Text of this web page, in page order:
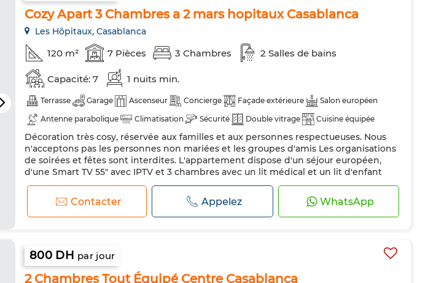
Cozy Apart 3 Chambres a 2 mars hopitaux Casablanca
Les Hôpitaux, Casablanca
120 m² 7 Pièces 3 Chambres 2 Salles de bains
Capacité: 7 1 nuits min.
Terrasse Garage Ascenseur Concierge Façade extérieure
Salon européen
Antenne parabolique
Climatisation Sécurité Double vitrage
Cuisine équipée
Réfrigérateur
Four TV Machine à laver Micro-ondes Internet
Décoration très cosy, réservée aux familles et aux personnes respectueuses. Nous
n'acceptons pas les personnes non mariées et les groupes d'amis Les organisations
de soirées et fêtes sont interdites. L'appartement dispose d'un séjour européen,
d'une Smart TV 55" avec IPTV et 3 chambres avec un lit médical et un lit d'enfant
pliable en plus disponible sur place. Proche de plusieurs commodités. : Carrefour
Market (Supermarché ), Boulangerie, P...
Contacter Appelez WhatsApp
800 DH par jour
2 Chambres Tout Équipé Centre Casablanca